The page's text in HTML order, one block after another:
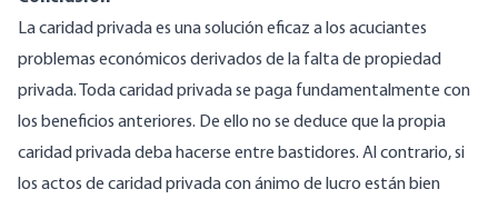
La caridad privada es una solución eficaz a los acuciantes
problemas económicos derivados de la falta de propiedad
privada. Toda caridad privada se paga fundamentalmente con
los beneficios anteriores. De ello no se deduce que la propia
caridad privada deba hacerse entre bastidores. Al contrario, si
los actos de caridad privada con ánimo de lucro están bien